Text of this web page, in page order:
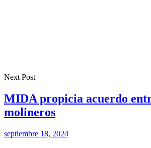
Next Post
MIDA propicia acuerdo
molineros
septiembre 18, 2024